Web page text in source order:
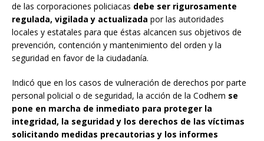
de las corporaciones policiacas debe ser rigurosamente
regulada, vigilada y actualizada por las autoridades
locales y estatales para que éstas alcancen sus objetivos de
prevención, contención y mantenimiento del orden y la
seguridad en favor de la ciudadanía.
Indicó que en los casos de vulneración de derechos por parte
personal policial o de seguridad, la acción de la Codhem se
pone en marcha de inmediato para proteger la
integridad, la seguridad y los derechos de las víctimas
solicitando medidas precautorias y los informes